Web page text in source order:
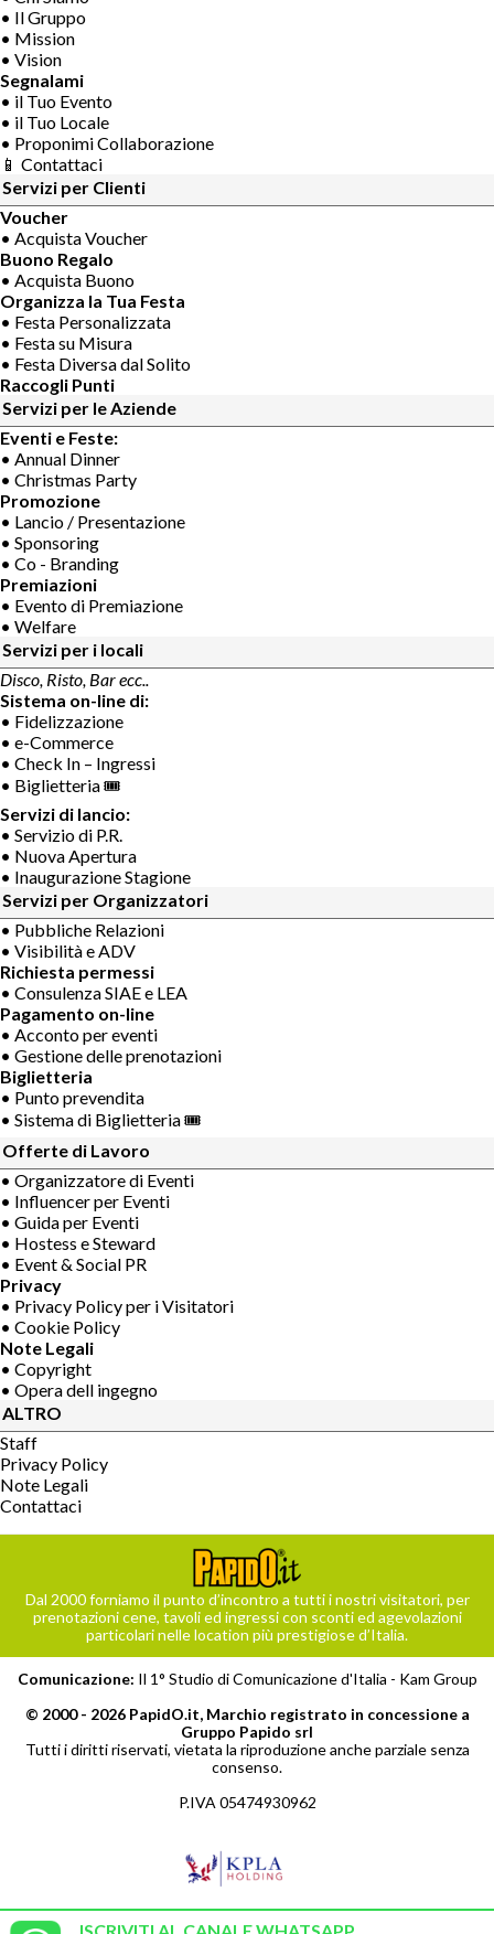
• Il Gruppo
• Mission
• Vision
Segnalami
• il Tuo Evento
• il Tuo Locale
• Proponimi Collaborazione
📱 Contattaci
Servizi per Clienti
Voucher
• Acquista Voucher
Buono Regalo
• Acquista Buono
Organizza la Tua Festa
• Festa Personalizzata
• Festa su Misura
• Festa Diversa dal Solito
Raccogli Punti
Servizi per le Aziende
Eventi e Feste:
• Annual Dinner
• Christmas Party
Promozione
• Lancio / Presentazione
• Sponsoring
• Co - Branding
Premiazioni
• Evento di Premiazione
• Welfare
Servizi per i locali
Disco, Risto, Bar ecc..
Sistema on-line di:
• Fidelizzazione
• e-Commerce
• Check In – Ingressi
• Biglietteria 🎟
Servizi di lancio:
• Servizio di P.R.
• Nuova Apertura
• Inaugurazione Stagione
Servizi per Organizzatori
• Pubbliche Relazioni
• Visibilità e ADV
Richiesta permessi
• Consulenza SIAE e LEA
Pagamento on-line
• Acconto per eventi
• Gestione delle prenotazioni
Biglietteria
• Punto prevendita
• Sistema di Biglietteria 🎟
Offerte di Lavoro
• Organizzatore di Eventi
• Influencer per Eventi
• Guida per Eventi
• Hostess e Steward
• Event & Social PR
Privacy
• Privacy Policy per i Visitatori
• Cookie Policy
Note Legali
• Copyright
• Opera dell ingegno
ALTRO
Staff
Privacy Policy
Note Legali
Contattaci
Dal 2000 forniamo il punto d’incontro a tutti i nostri visitatori, per
prenotazioni cene, tavoli ed ingressi con sconti ed agevolazioni
particolari nelle location più prestigiose d’Italia.
Comunicazione: Il 1° Studio di Comunicazione d'Italia - Kam Group
© 2000 - 2026 PapidO.it, Marchio registrato in concessione a
Gruppo Papido srl
Tutti i diritti riservati, vietata la riproduzione anche parziale senza
consenso.
P.IVA 05474930962